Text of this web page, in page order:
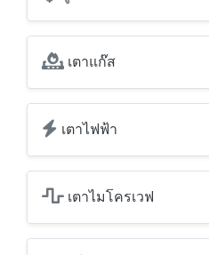
เตาแก๊ส
เตาไฟฟ้า
เตาไมโครเวฟ